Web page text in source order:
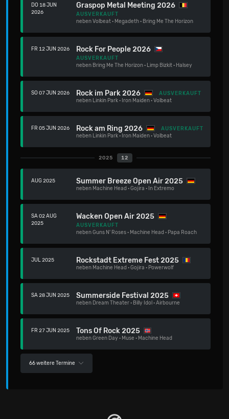
DO 18 JUN
2026
Graspop Metal Meeting 2026
AUSVERKAUFT
nebenVolbeat· Megadeth· Bring Me The Horizon
FR 12 JUN 2026 Rock For People 2026
AUSVERKAUFT
neben Bring Me The Horizon· Limp Bizkit· Halsey
SO 07 JUN 2026 Rock im Park 2026
AUSVERKAUFT
neben Linkin Park· Iron Maiden·Volbeat
FR 05 JUN 2026 Rock am Ring 2026
AUSVERKAUFT
neben Linkin Park· Iron Maiden·Volbeat
2025 12
AUG 2025 Summer Breeze Open Air 2025
neben Machine Head ·Gojira · In Extremo
SA 02 AUG
2025
Wacken Open Air 2025
AUSVERKAUFT
nebenGuns N' Roses· Machine Head · Papa Roach
JUL 2025 Rockstadt Extreme Fest 2025
neben Machine Head ·Gojira · Powerwolf
SA 28 JUN 2025 Summerside Festival 2025
neben Dream Theater· Billy Idol ·Airbourne
FR 27 JUN 2025 Tons Of Rock 2025
nebenGreen Day · Muse · Machine Head
66 weitere Termine